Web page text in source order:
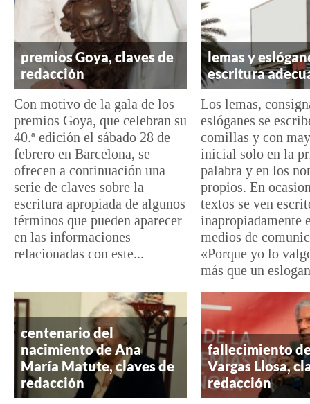
premios Goya, claves de
redacción
Con motivo de la gala de los
premios Goya, que celebran su
40.ª edición el sábado 28 de
febrero en Barcelona, se
ofrecen a continuación una
serie de claves sobre la
escritura apropiada de algunos
términos que pueden aparecer
en las informaciones
relacionadas con este...
lemas y
escritura
Los lemas,
eslóganes se
comillas y con
inicial solo en la
palabra y en los
propios. En
textos se ven
inapropiadamente
medios de
«Porque yo lo
más que un
centenario del
nacimiento de Ana
María Matute, claves de
redacción
fallecimiento
Vargas Llosa,
redacción